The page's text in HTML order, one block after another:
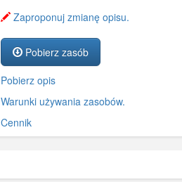
Zaproponuj zmianę opisu.
Pobierz zasób
Pobierz opis
Warunki używania zasobów.
Cennik